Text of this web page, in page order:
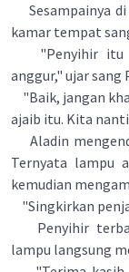
Sesampainya di
kamar tempat
"Penyihir itu
anggur," ujar sang
"Baik, jangan
ajaib itu. Kita
Aladin
Ternyata lampu
kemudian
"Singkirkan
Penyihir
lampu langsung